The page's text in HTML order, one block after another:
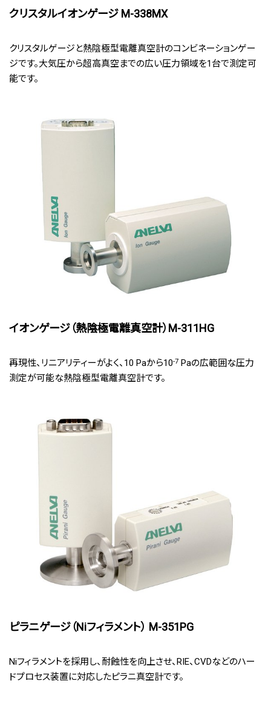
クリスタルイオンゲージ M-338MX
クリスタルゲージと熱陰極型電離真空計のコンビネーションゲー
ジです。大気圧から超高真空までの広い圧力領域を1台で測定可
能です。
イオンゲージ（熱陰極電離真空計）M-311HG
再現性、リニアリティーがよく、10 Paから10-7 Paの広範囲な圧力
測定が可能な熱陰極型電離真空計です。
ピラニゲージ（Niフィラメント） M-351PG
Niフィラメントを採用し、耐蝕性を向上させ、RIE、CVDなどのハー
ドプロセス装置に対応したピラニ真空計です。